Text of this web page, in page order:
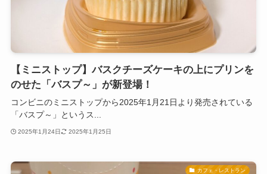
【ミニストップ】バスクチーズケーキの上にプリンを
のせた「バスプ～」が新登場！
コンビニのミニストップから2025年1月21日より発売されている
「バスプ～」というス...
2025年1月24日 2025年1月25日
カフェ・レストラン